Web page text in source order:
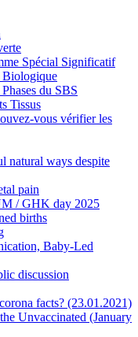
Spécial Significatif
Biologique
du SBS
Tissus
vous vérifier les
natural ways despite
pain
/ GHK day 2025
births
Baby-Led
discussion
facts? (23.01.2021)
Unvaccinated (January